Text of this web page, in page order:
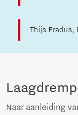
Thijs Eradus,
Naar aanleiding